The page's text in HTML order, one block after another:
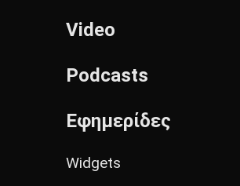
Video
Podcasts
Εφημερίδες
Widgets